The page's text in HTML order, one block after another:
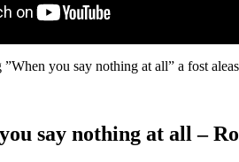
you say nothing at all” a fost
say nothing at all –